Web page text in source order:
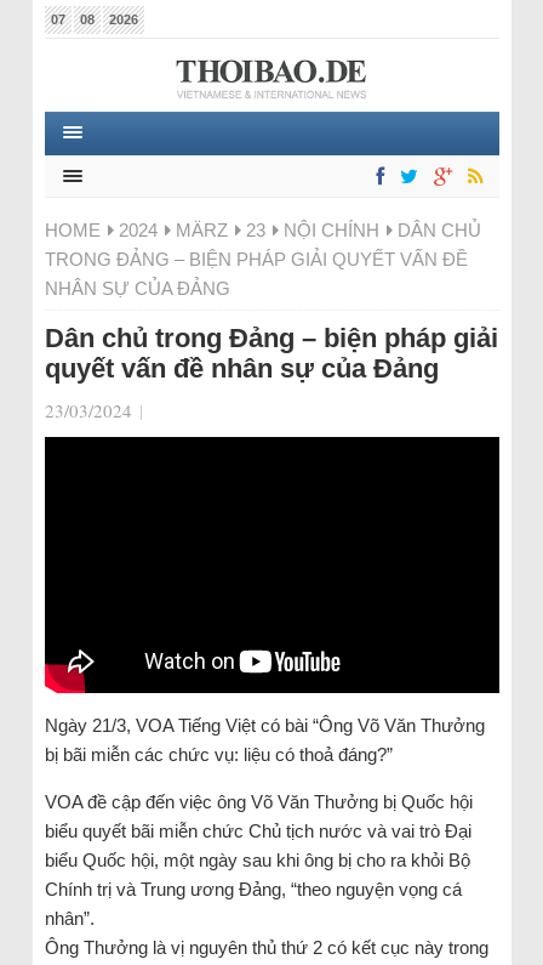
07 08 2026
HOME 2024 MÄRZ 23 NỘI CHÍNH
DÂN CHỦ
TRONG ĐẢNG – BIỆN PHÁP GIẢI QUYẾT VẤN ĐỀ
NHÂN SỰ CỦA ĐẢNG
Dân chủ trong Đảng – biện pháp giải
quyết vấn đề nhân sự của Đảng
23/03/2024 |
Ngày 21/3, VOA Tiếng Việt có bài “Ông Võ Văn Thưởng
bị bãi miễn các chức vụ: liệu có thoả đáng?”
VOA đề cập đến việc ông Võ Văn Thưởng bị Quốc hội
biểu quyết bãi miễn chức Chủ tịch nước và vai trò Đại
biểu Quốc hội, một ngày sau khi ông bị cho ra khỏi Bộ
Chính trị và Trung ương Đảng, “theo nguyện vọng cá
nhân”.
Ông Thưởng là vị nguyên thủ thứ 2 có kết cục này trong